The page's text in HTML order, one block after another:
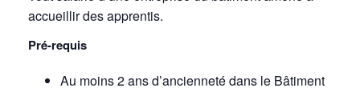
accueillir des apprentis.
Pré-requis
Au moins 2 ans d’ancienneté dans le Bâtiment